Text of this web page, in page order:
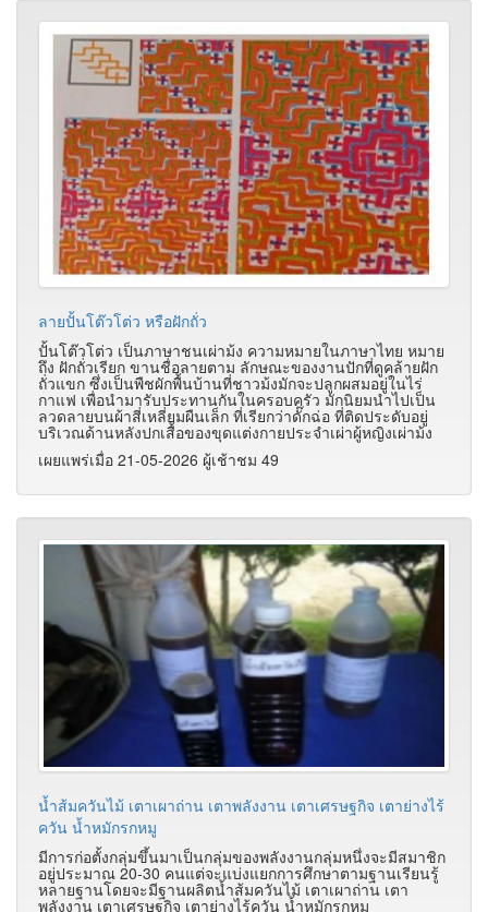
ลายปั้นโต๊วโต่ว หรือฝักถั่ว
ปั้นโต๊วโต่ว เป็นภาษาชนเผ่าม้ง ความหมายในภาษาไทย หมาย
ถึง ฝักถั่วเรียก ขานชื่อลายตาม ลักษณะของงานปักที่ดูคล้ายฝัก
ถั่วแขก ซึ่งเป็นพืชผักพื้นบ้านที่ชาวม้งมักจะปลูกผสมอยู่ในไร่
กาแฟ เพื่อนำมารับประทานกันในครอบครัว มักนิยมนำไปเป็น
ลวดลายบนผ้าสี่เหลี่ยมผืนเล็ก ที่เรียกว่าดั๊กฉ่อ ที่ติดประดับอยู่
บริเวณด้านหลังปกเสื้อของขุดแต่งกายประจำเผ่าผู้หญิงเผ่าม้ง
เผยแพร่เมื่อ 21-05-2026 ผู้เช้าชม 49
น้ำส้มควันไม้ เตาเผาถ่าน เตาพลังงาน เตาเศรษฐกิจ เตาย่างไร้
ควัน น้ำหมักรกหมู
มีการก่อตั้งกลุ่มขึ้นมาเป็นกลุ่มของพลังงานกลุ่มหนึ่งจะมีสมาชิก
อยู่ประมาณ 20-30 คนแต่จะแบ่งแยกการศึกษาตามฐานเรียนรู้
หลายฐานโดยจะมีฐานผลิตน้ำส้มควันไม้ เตาเผาถ่าน เตา
พลังงาน เตาเศรษฐกิจ เตาย่างไร้ควัน น้ำหมักรกหมู